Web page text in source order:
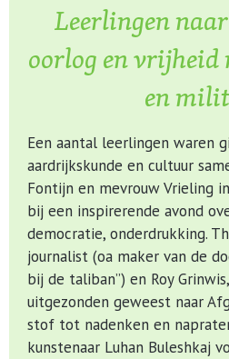
Leerlingen
oorlog en
en
Een aantal leerlingen waren
aardrijkskunde en cultuur
Fontijn en mevrouw Vrieling
bij een inspirerende avond
democratie, onderdrukking.
journalist (oa maker van de
bij de taliban”) en Roy
uitgezonden geweest naar
stof tot nadenken en
kunstenaar Luhan Buleshkaj